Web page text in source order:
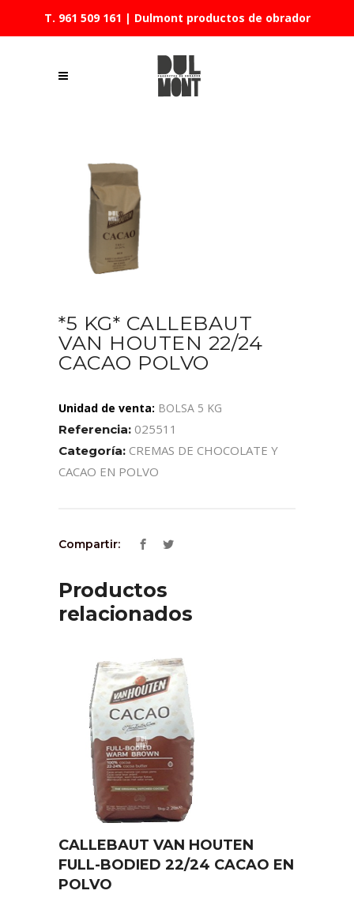
T. 961 509 161 | Dulmont productos de obrador
*5 KG* CALLEBAUT
VAN HOUTEN 22/24
CACAO POLVO
Unidad de venta: BOLSA 5 KG
Referencia: 025511
Categoría: CREMAS DE CHOCOLATE Y
CACAO EN POLVO
Compartir:
Productos
relacionados
CALLEBAUT VAN HOUTEN
FULL-BODIED 22/24 CACAO EN
POLVO